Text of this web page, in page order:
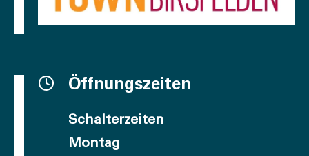
Öffnungszeiten
Schalterzeiten
Montag